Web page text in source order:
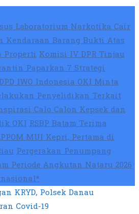
Laboratorium Narkotika Cair
Kendaraan Barang Bukti Atas
PropertiKomisi IV DPR Tinjau
Paparkan 7 Strategi
IWO Indonesia OKI Minta
Penyelidikan Terkait
Calo Calon Kepsek dan
OKIRSBP Batam Terima
MUI Kepri, Pertama di
Pergerakan Penumpang
Periode Angkutan Nataru 2026
KRYD, Polsek Danau
Covid-19